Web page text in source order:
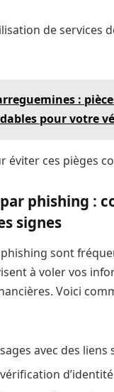
de services
:
pour votre
éviter ces pièges
phishing :
signes
sont
à voler vos
Voici
avec des liens